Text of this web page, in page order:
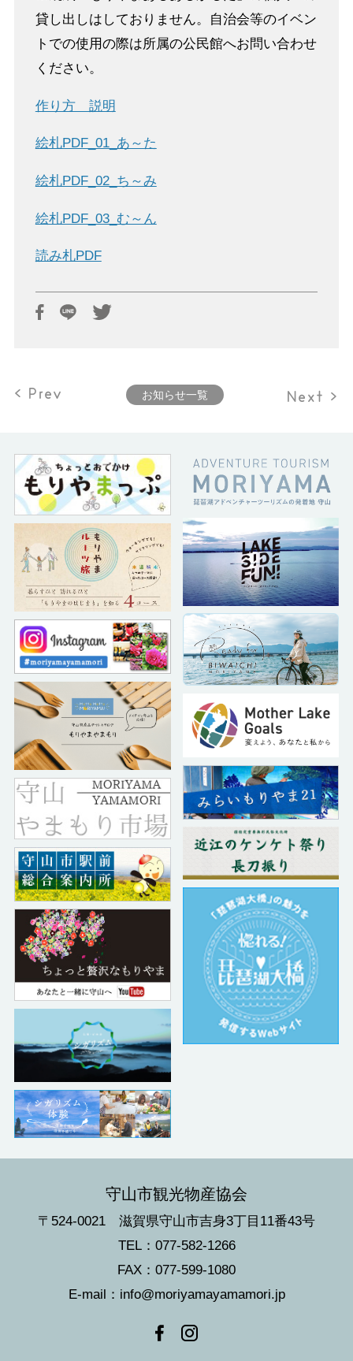
貸し出しはしておりません。自治会等のイベン
トでの使用の際は所属の公民館へお問い合わせ
ください。
作り方 説明
絵札PDF_01_あ～た
絵札PDF_02_ち～み
絵札PDF_03_む～ん
読み札PDF
< Prev Next >
お知らせ一覧
守山市観光物産協会
〒524-0021 滋賀県守山市吉身3丁目11番43号
TEL：077-582-1266
FAX：077-599-1080
E-mail：info@moriyamayamamori.jp